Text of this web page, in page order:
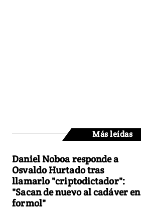
Más leídas
Daniel Noboa responde a
Osvaldo Hurtado tras
llamarlo "criptodictador":
"Sacan de nuevo al cadáver en
formol"